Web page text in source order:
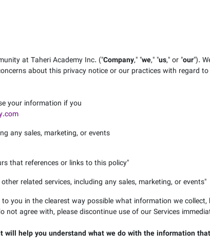
at Taheri Academy Inc. ("Company," "we," "us," or "our").
about this privacy notice or our practices with regard
your information if you:
any sales, marketing, or events
"
that references or links to this policy
"
related services, including any sales, marketing, or events
you in the clearest way possible what information we
agree with, please discontinue use of our Services
help you understand what we do with the information